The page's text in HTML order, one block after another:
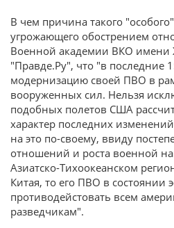
В чем причина такого
угрожающего обострением
Военной академии ВКО имени
"Правде.Ру", что "в последние
модернизацию своей ПВО в
вооруженных сил. Нельзя
подобных полетов США
характер последних
на это по-своему, ввиду
отношений и роста военной
Азиатско-Тихоокеанском
Китая, то его ПВО в состоянии
противодейстовать всем
разведчикам".